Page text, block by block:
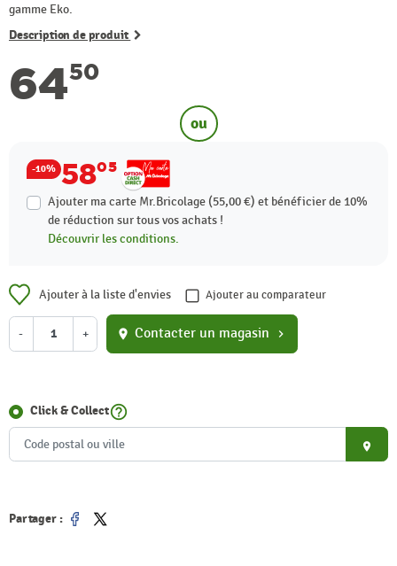
gamme Eko.
Description de produit
6450
ou
-10% 5805
Ajouter ma carte Mr.Bricolage (55,00 €) et bénéficier de 10%
de réduction sur tous vos achats !
Découvrir les conditions.
Ajouter à la liste d'envies Ajouter au comparateur
- + location_on Contacter un magasin chevron_right
Click & Collecthelp_outline
place
Partager :
Partager
Tweet